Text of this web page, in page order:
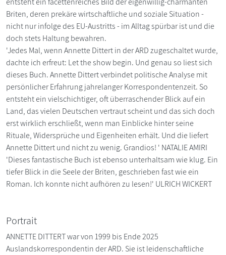
Briten, deren prekäre wirtschaftliche und soziale Situation -
nicht nur infolge des EU-Austritts - im Alltag spürbar ist und die
doch stets Haltung bewahren.
'Jedes Mal, wenn Annette Dittert in der ARD zugeschaltet wurde,
dachte ich erfreut: Let the show begin. Und genau so liest sich
dieses Buch. Annette Dittert verbindet politische Analyse mit
persönlicher Erfahrung jahrelanger Korrespondentenzeit. So
entsteht ein vielschichtiger, oft überraschender Blick auf ein
Land, das vielen Deutschen vertraut scheint und das sich doch
erst wirklich erschließt, wenn man Einblicke hinter seine
Rituale, Widersprüche und Eigenheiten erhält. Und die liefert
Annette Dittert und nicht zu wenig. Grandios! ' NATALIE AMIRI
'Dieses fantastische Buch ist ebenso unterhaltsam wie klug. Ein
tiefer Blick in die Seele der Briten, geschrieben fast wie ein
Roman. Ich konnte nicht aufhören zu lesen!' ULRICH WICKERT
Portrait
ANNETTE DITTERT war von 1999 bis Ende 2025
Auslandskorrespondentin der ARD. Sie ist leidenschaftliche